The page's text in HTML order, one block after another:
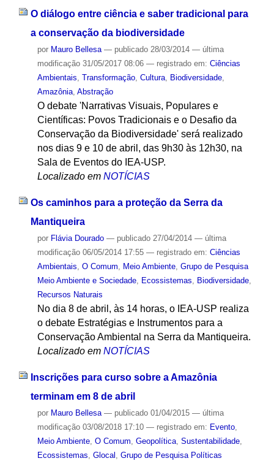
O diálogo entre ciência e saber tradicional para
a conservação da biodiversidade
por Mauro Bellesa — publicado28/03/2014 — última
modificação31/05/2017 08:06 — registrado em: Ciências
Ambientais, Transformação, Cultura, Biodiversidade,
Amazônia, Abstração
O debate 'Narrativas Visuais, Populares e
Científicas: Povos Tradicionais e o Desafio da
Conservação da Biodiversidade' será realizado
nos dias 9 e 10 de abril, das 9h30 às 12h30, na
Sala de Eventos do IEA-USP.
Localizado em NOTÍCIAS
Os caminhos para a proteção da Serra da
Mantiqueira
por Flávia Dourado — publicado27/04/2014 — última
modificação06/05/2014 17:55 — registrado em: Ciências
Ambientais, O Comum, Meio Ambiente, Grupo de Pesquisa
Meio Ambiente e Sociedade, Ecossistemas, Biodiversidade,
Recursos Naturais
No dia 8 de abril, às 14 horas, o IEA-USP realiza
o debate Estratégias e Instrumentos para a
Conservação Ambiental na Serra da Mantiqueira.
Localizado em NOTÍCIAS
Inscrições para curso sobre a Amazônia
terminam em 8 de abril
por Mauro Bellesa — publicado01/04/2015 — última
modificação03/08/2018 17:10 — registrado em: Evento,
Meio Ambiente, O Comum Geopolítica, Sustentabilidade,
Ecossistemas Glocal Grupo de Pesquisa Políticas